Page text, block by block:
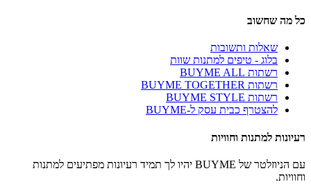
כל מה שחשוב
שאלות ותשובות
בלוג - טיפים למתנות שוות
רשתות BUYME ALL
רשתות BUYME TOGETHER
רשתות BUYME STYLE
להצטרף כבית עסק ל-BUYME
רעיונות למתנות וחוויות
עם הניוזלטר של BUYME יהיו לך תמיד רעיונות מפתיעים למתנות
וחוויות.